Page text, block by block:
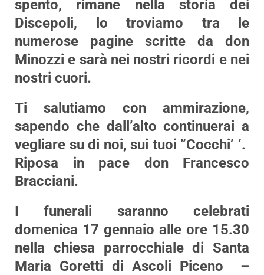
spento, rimane nella storia dei
Discepoli, lo troviamo tra le
numerose pagine scritte da don
Minozzi e sarà nei nostri ricordi e nei
nostri cuori.
Ti salutiamo con ammirazione,
sapendo che dall’alto continuerai a
vegliare su di noi, sui tuoi ”Cocchi’ ‘.
Riposa in pace don Francesco
Bracciani.
I funerali saranno celebrati
domenica 17 gennaio alle ore 15.30
nella chiesa parrocchiale di Santa
Maria Goretti di Ascoli Piceno –